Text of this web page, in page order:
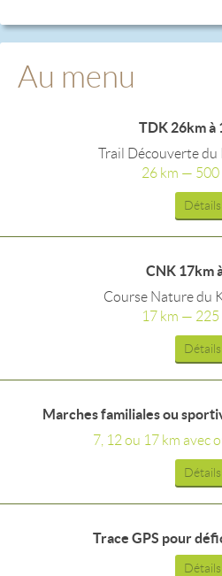
Au menu
TDK 26km à
Trail Découverte du
26 km — 500
Détails
CNK 17km
Course Nature du
17 km — 225
Détails
Marches familiales ou
7, 12 ou 17 km avec
Détails
Trace GPS pour
Détails